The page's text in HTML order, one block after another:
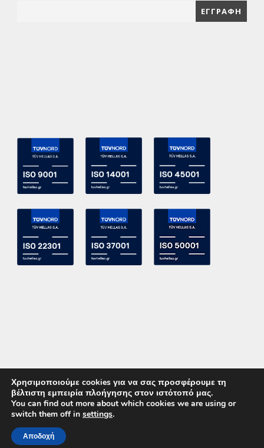
Copyright 2015 ACE Power Electronics - All Right Reserved
ΚΑΛΕΣΤΕ ΜΑΣ
Χρησιμοποιούμε cookies για να σας προσφέρουμε τη
βέλτιστη εμπειρία πλοήγησης στον ιστότοπό μας.
You can find out more about which cookies we are using or
switch them off in settings.
Αποδοχή